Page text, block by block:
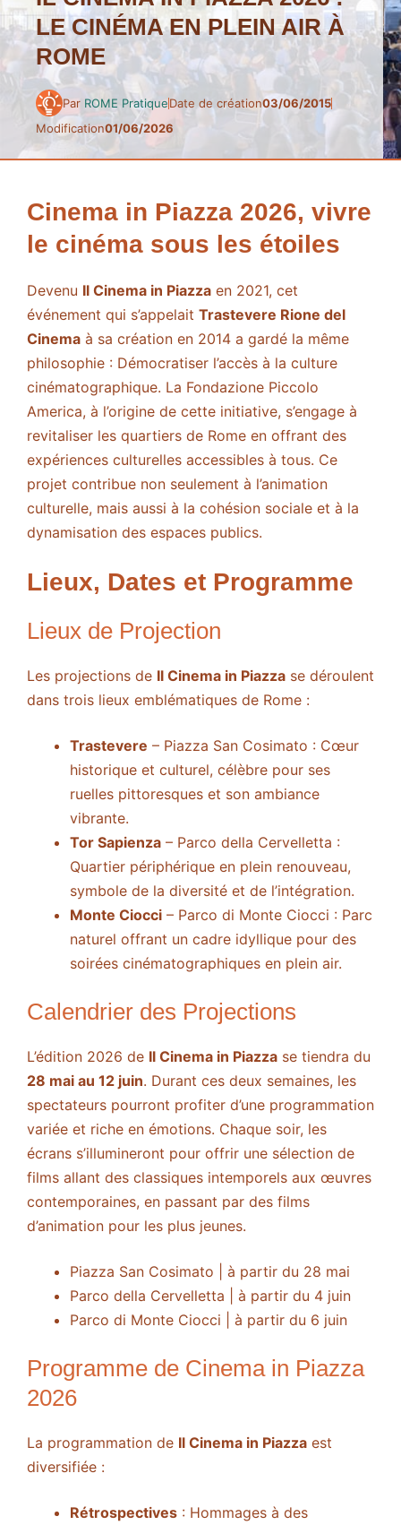
LE CINÉMA EN PLEIN AIR À
ROME
Par ROME PratiqueDate de création03/06/2015
Modification01/06/2026
Cinema in Piazza 2026, vivre
le cinéma sous les étoiles
Devenu Il Cinema in Piazza en 2021, cet
événement qui s’appelait Trastevere Rione del
Cinema à sa création en 2014 a gardé la même
philosophie : Démocratiser l’accès à la culture
cinématographique. La Fondazione Piccolo
America, à l’origine de cette initiative, s’engage à
revitaliser les quartiers de Rome en offrant des
expériences culturelles accessibles à tous. Ce
projet contribue non seulement à l’animation
culturelle, mais aussi à la cohésion sociale et à la
dynamisation des espaces publics.
Lieux, Dates et Programme
Lieux de Projection
Les projections de Il Cinema in Piazza se déroulent
dans trois lieux emblématiques de Rome :
Trastevere – Piazza San Cosimato : Cœur
historique et culturel, célèbre pour ses
ruelles pittoresques et son ambiance
vibrante.
Tor Sapienza – Parco della Cervelletta :
Quartier périphérique en plein renouveau,
symbole de la diversité et de l’intégration.
Monte Ciocci – Parco di Monte Ciocci : Parc
naturel offrant un cadre idyllique pour des
soirées cinématographiques en plein air.
Calendrier des Projections
L’édition 2026 de Il Cinema in Piazza se tiendra du
28 mai au 12 juin. Durant ces deux semaines, les
spectateurs pourront profiter d’une programmation
variée et riche en émotions. Chaque soir, les
écrans s’illumineront pour offrir une sélection de
films allant des classiques intemporels aux œuvres
contemporaines, en passant par des films
d’animation pour les plus jeunes.
Piazza San Cosimato | à partir du 28 mai
Parco della Cervelletta | à partir du 4 juin
Parco di Monte Ciocci | à partir du 6 juin
Programme de Cinema in Piazza
2026
La programmation de Il Cinema in Piazza est
diversifiée :
Rétrospectives : Hommages à des